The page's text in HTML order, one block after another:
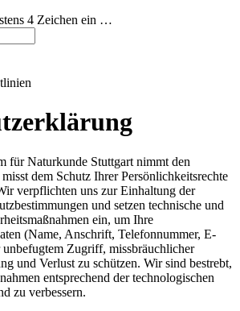
4 Zeichen ein …
für Naturkunde Stuttgart nimmt den
dem Schutz Ihrer Persönlichkeitsrechte
verpflichten uns zur Einhaltung der
und setzen technische und
ein, um Ihre
(Name, Anschrift, Telefonnummer, E-
Zugriff, missbräuchlicher
und Verlust zu schützen. Wir sind bestrebt,
entsprechend der technologischen
zu verbessern.